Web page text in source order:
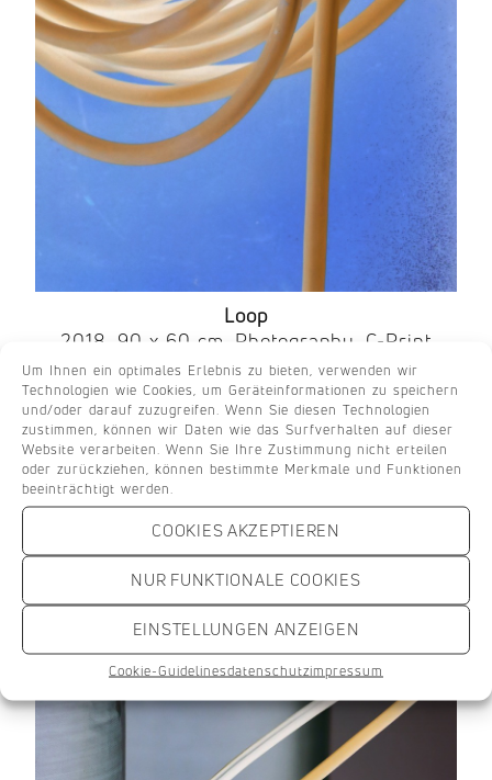
Um Ihnen ein optimales Erlebnis zu bieten, verwenden wir
Technologien wie Cookies, um Geräteinformationen zu speichern
und/oder darauf zuzugreifen. Wenn Sie diesen Technologien
zustimmen, können wir Daten wie das Surfverhalten auf dieser
Website verarbeiten. Wenn Sie Ihre Zustimmung nicht erteilen
oder zurückziehen, können bestimmte Merkmale und Funktionen
beeinträchtigt werden.
COOKIES AKZEPTIEREN
NUR FUNKTIONALE COOKIES
EINSTELLUNGEN ANZEIGEN
Cookie-Guidelinesdatenschutzimpressum
Loop
2018, 90 x 60 cm, Photography, C-Print